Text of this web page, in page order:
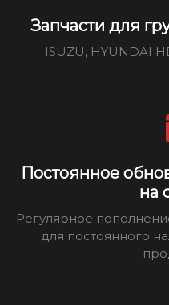
Запчасти для
ISUZU, HYUNDAI
Постоянное
на
Регулярное
для постоянного